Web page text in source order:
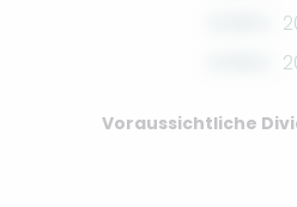
Voraussichtliche